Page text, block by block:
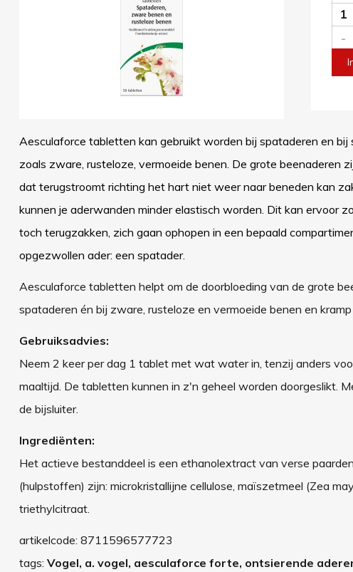
1
-
Aesculaforce tabletten kan gebruikt worden bij spataderen en
zoals zware, rusteloze, vermoeide benen. De grote beenaderen
dat terugstroomt richting het hart niet weer naar beneden kan
kunnen je aderwanden minder elastisch worden. Dit kan ervoor
toch terugzakken, zich gaan ophopen in een bepaald
opgezwollen ader: een spatader.
Aesculaforce tabletten helpt om de doorbloeding van de grote
spataderen én bij zware, rusteloze en vermoeide benen en kramp
Gebruiksadvies:
Neem 2 keer per dag 1 tablet met wat water in, tenzij anders
maaltijd. De tabletten kunnen in z'n geheel worden doorgeslikt.
de bijsluiter.
Ingrediënten:
Het actieve bestanddeel is een ethanolextract van verse
(hulpstoffen) zijn: microkristallijne cellulose, maïszetmeel (Zea
triethylcitraat.
artikelcode: 8711596577723
tags: Vogel, a. vogel, aesculaforce forte, ontsierende